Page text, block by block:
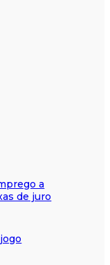
a
de juro